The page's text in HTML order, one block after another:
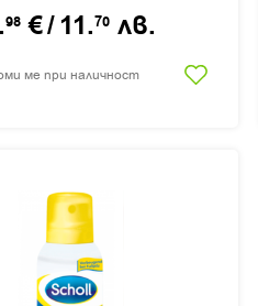
98 €/11.70 лв.
ме при наличност